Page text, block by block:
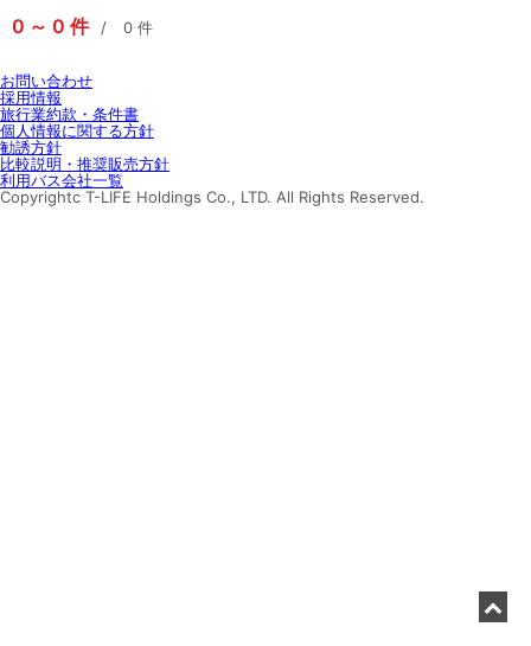
0 0 件 0 件
お問い合わせ
採用情報
旅行業約款・条件書
個人情報に関する方針
勧誘方針
比較説明・推奨販売方針
利用バス会社一覧
Copyrightc T-LIFE Holdings Co., LTD. All Rights Reserved.